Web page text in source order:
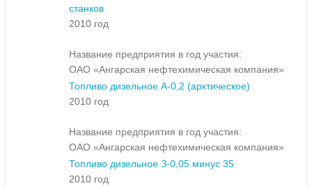
станков
2010 год
Название предприятия в год участия:
ОАО «Ангарская нефтехимическая компания»
Топливо дизельное А-0,2 (арктическое)
2010 год
Название предприятия в год участия:
ОАО «Ангарская нефтехимическая компания»
Топливо дизельное З-0,05 минус 35
2010 год